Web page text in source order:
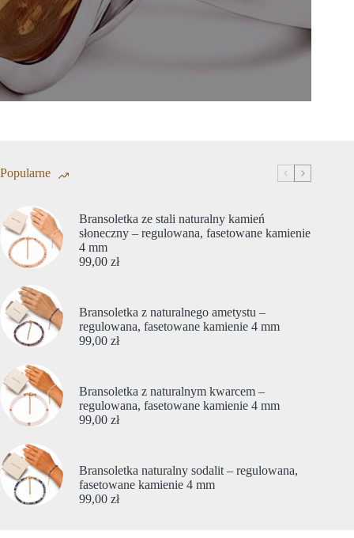
Popularne
Bransoletka ze stali naturalny kamień
słoneczny – regulowana, fasetowane kamienie
4 mm
99,00 zł
Bransoletka z naturalnego ametystu –
regulowana, fasetowane kamienie 4 mm
99,00 zł
Bransoletka z naturalnym kwarcem –
regulowana, fasetowane kamienie 4 mm
99,00 zł
Bransoletka naturalny sodalit – regulowana,
fasetowane kamienie 4 mm
99,00 zł